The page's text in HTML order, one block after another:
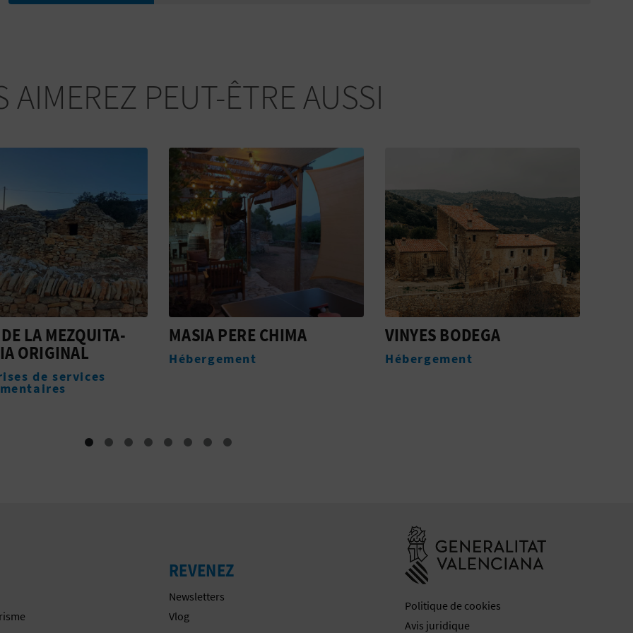
AIMEREZ PEUT-ÊTRE AUSSI
CHIMA VINYES BODEGA
Hébergement
MASIA ARINESA
Hébergement
REVENEZ
Newsletters
Vlog
Politique de cookies
Avis juridique